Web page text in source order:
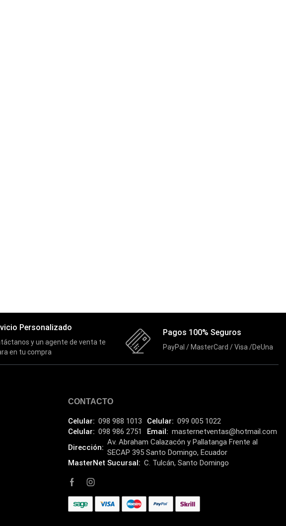
Personalizado
y un agente de venta te
en tu compra
Pagos 100% Seguros
PayPal / MasterCard / Visa /DeUna
CONTACTO
Celular: 098 988 1013 Celular: 099 005 1022
Celular: 098 986 2751 Email: masternetventas@hotmail.com
Dirección:
Av. Abraham Calazacón y Pallatanga Frente al
SECAP 395 Santo Domingo, Ecuador
MasterNet Sucursal: C. Tulcán, Santo Domingo